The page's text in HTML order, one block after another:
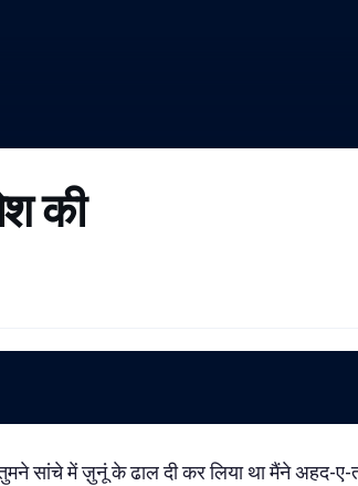
की
सांचे में ज़ुनूं के ढाल दी कर लिया था मैंने अहद-ए-